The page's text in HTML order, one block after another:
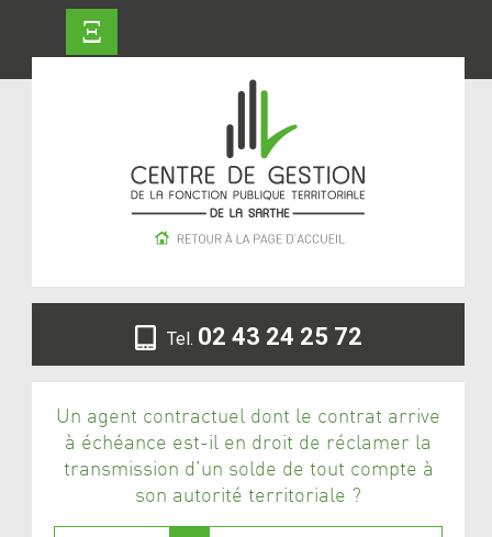
Ξ
Tel. 02 43 24 25 72
Un agent contractuel dont le contrat arrive
à échéance est-il en droit de réclamer la
transmission d’un solde de tout compte à
son autorité territoriale ?